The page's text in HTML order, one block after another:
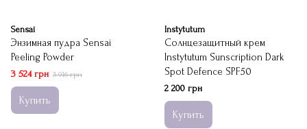
Sensai
Энзимная пудра Sensai
Peeling Powder
3 524 грн 3 916 грн
Купить
Instytutum
Солнцезащитный крем
Instytutum Sunscription Dark
Spot Defence SPF50
2 200 грн
Купить